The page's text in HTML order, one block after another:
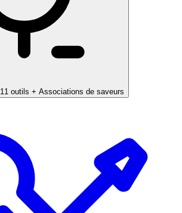
11 outils + Associations de saveurs